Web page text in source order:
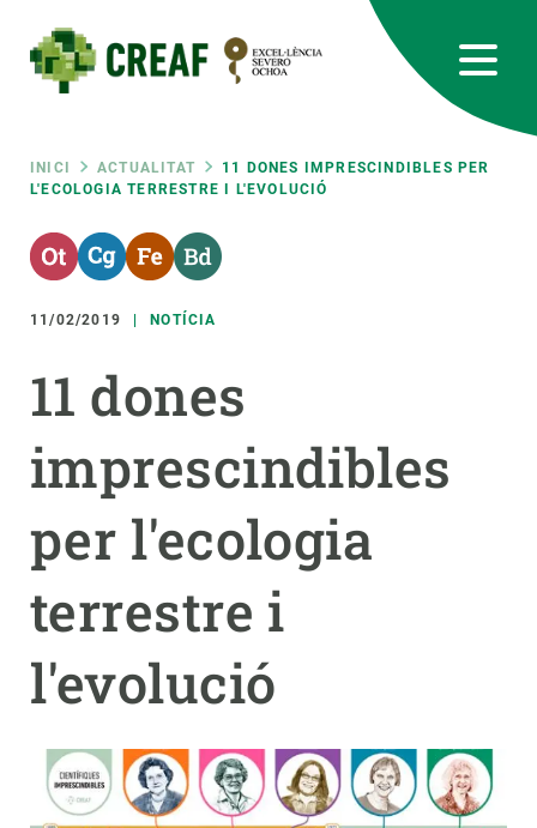
contingut
Fil
d'ariadna
INICI ACTUALITAT
11 DONES IMPRESCINDIBLES PER
L'ECOLOGIA TERRESTRE I L'EVOLUCIÓ
11/02/2019 NOTÍCIA
11 dones
imprescindibles
per l'ecologia
terrestre i
l'evolució
RRSS
Featured
responsive
INTRANET
Responsive
menu
CIÈNCIA EN ACCIÓ
UNEIX-TE A NOSALTRES